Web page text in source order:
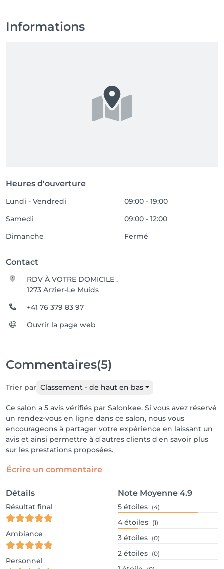
Informations
Heures d'ouverture
Lundi - Vendredi
09:00 - 19:00
Samedi
09:00 - 12:00
Dimanche
Fermé
Contact
RDV À VOTRE DOMICILE .
1273 Arzier-Le Muids
+41 76 379 83 97
Ouvrir la page web
Commentaires(5)
Trier par Classement - de haut en bas
Ce salon a 5 avis vérifiés par Salonkee. Si vous avez réservé
un rendez-vous en ligne dans ce salon, nous vous
encourageons à partager votre expérience en laissant un
avis et ainsi permettre à d'autres clients d'en savoir plus
sur les prestations proposées.
Écrire un commentaire
Détails
Résultat final
Ambiance
Personnel
Note Moyenne 4.9
5 étoiles (4)
4 étoiles (1)
3 étoiles (0)
2 étoiles (0)